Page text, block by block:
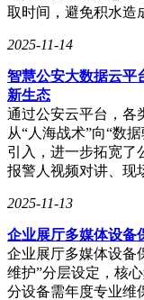
取时间，避免积水
2025-11-14
智慧公安大数据云平
新生态
通过公安云平台，各
从“人海战术”向“数
引入，进一步拓宽了
报警人视频对讲、
2025-11-13
企业展厅多媒体设备
企业展厅多媒体设备
维护”分层设定，核
分设备需年度专业维